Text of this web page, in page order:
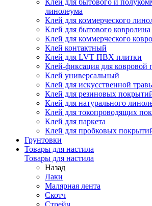
Клей для бытового и
линолеума
Клей для коммерческого
Клей для бытового ковролина
Клей для коммерческого
Клей контактный
Клей для LVT ПВХ плитки
Клей-фиксация для ковровой
Клей универсальный
Клей для искусственной
Клей для резиновых
Клей для натурального
Клей для токопроводящих
Клей для паркета
Клей для пробковых
Грунтовки
Товары для настила
Товары для настила
Назад
Лаки
Малярная лента
Скотч
Стрейч